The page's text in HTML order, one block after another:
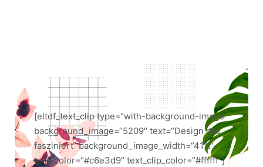
[eltdf_text_clip type=“with-background-image“
background_image=“5209″ text=“Design das
fasziniert“ background_image_width=“41%“
text_color=“#c6e3d9″ text_clip_color=“#ffffff“]